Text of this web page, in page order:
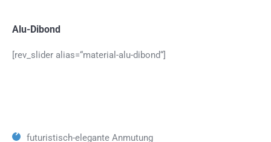
Alu-Dibond
[rev_slider alias=“material-alu-dibond“]
futuristisch-elegante Anmutung